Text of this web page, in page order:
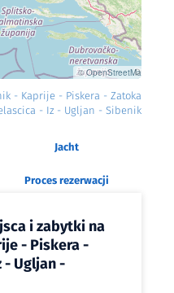
©OpenStreetMap
- Kaprije - Piskera - Zatoka
- Iz - Ugljan - Sibenik
Jacht
Proces rezerwacji
i zabytki na
- Piskera -
- Ugljan -